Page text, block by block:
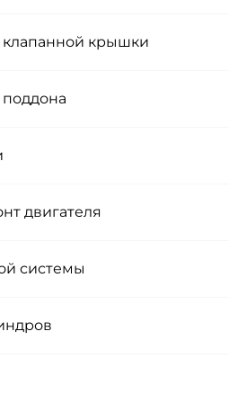
крышки
двигателя
системы